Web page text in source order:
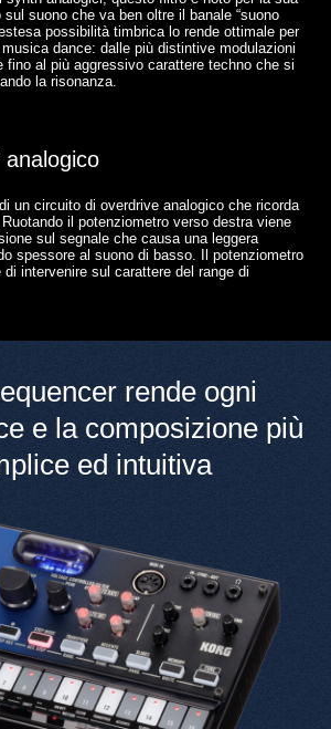
suono che va ben oltre il banale “suono
possibilità timbrica lo rende ottimale per
dance: dalle più distintive modulazioni
fino al più aggressivo carattere techno che si
la risonanza.
analogico
un circuito di overdrive analogico che ricorda
il potenziometro verso destra viene
sul segnale che causa una leggera
spessore al suono di basso. Il potenziometro
intervenire sul carattere del range di
rende ogni
e la composizione più
ed intuitiva